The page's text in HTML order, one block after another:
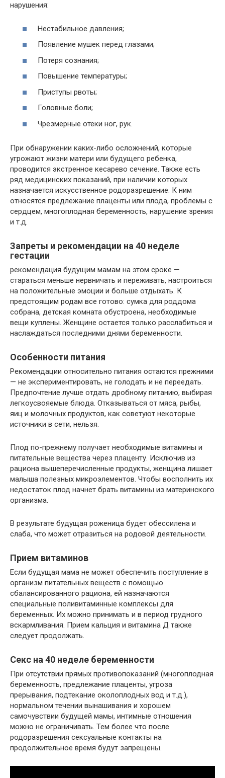
нарушения:
Нестабильное давления;
Появление мушек перед глазами;
Потеря сознания;
Повышение температуры;
Приступы рвоты;
Головные боли;
Чрезмерные отеки ног, рук.
При обнаружении каких-либо осложнений, которые
угрожают жизни матери или будущего ребенка,
проводится экстренное кесарево сечение. Также есть
ряд медицинских показаний, при наличии которых
назначается искусственное родоразрешение. К ним
относятся предлежание плаценты или плода, проблемы с
сердцем, многоплодная беременность, нарушение зрения
и т.д.
Запреты и рекомендации на 40 неделе
гестации
рекомендация будущим мамам на этом сроке —
стараться меньше нервничать и переживать, настроиться
на положительные эмоции и больше отдыхать. К
предстоящим родам все готово: сумка для роддома
собрана, детская комната обустроена, необходимые
вещи куплены. Женщине остается только расслабиться и
наслаждаться последними днями беременности.
Особенности питания
Рекомендации относительно питания остаются прежними
— не экспериментировать, не голодать и не переедать.
Предпочтение лучше отдать дробному питанию, выбирая
легкоусвояемые блюда. Отказываться от мяса, рыбы,
яиц и молочных продуктов, как советуют некоторые
источники в сети, нельзя.
Плод по-прежнему получает необходимые витамины и
питательные вещества через плаценту. Исключив из
рациона вышеперечисленные продукты, женщина лишает
малыша полезных микроэлементов. Чтобы восполнить их
недостаток плод начнет брать витамины из материнского
организма.
В результате будущая роженица будет обессилена и
слаба, что может отразиться на родовой деятельности.
Прием витаминов
Если будущая мама не может обеспечить поступление в
организм питательных веществ с помощью
сбалансированного рациона, ей назначаются
специальные поливитаминные комплексы для
беременных. Их можно принимать и в период грудного
вскармливания. Прием кальция и витамина Д также
следует продолжать.
Секс на 40 неделе беременности
При отсутствии прямых противопоказаний (многоплодная
беременность, предлежание плаценты, угроза
прерывания, подтекание околоплодных вод и т.д.),
нормальном течении вынашивания и хорошем
самочувствии будущей мамы, интимные отношения
можно не ограничивать. Тем более что после
родоразрешения сексуальные контакты на
продолжительное время будут запрещены.